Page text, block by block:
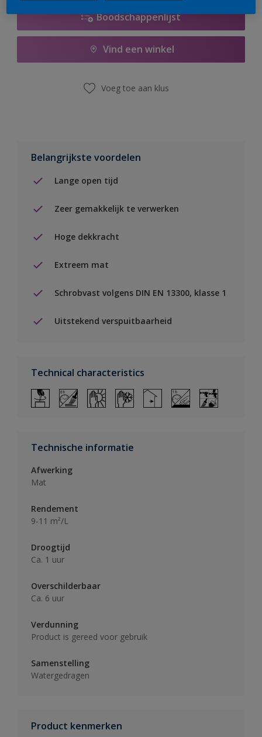
Boodschappenlijst
Vind een winkel
Voeg toe aan klus
Belangrijkste voordelen
Lange open tijd
Zeer gemakkelijk te verwerken
Hoge dekkracht
Extreem mat
Schrobvast volgens DIN EN 13300, klasse 1
Uitstekend verspuitbaarheid
Technical characteristics
Technische informatie
Afwerking
Mat
Rendement
9-11 m²/L
Droogtijd
Ca. 1 uur
Overschilderbaar
Ca. 6 uur
Verdunning
Product is gereed voor gebruik
Samenstelling
Watergedragen
Product kenmerken